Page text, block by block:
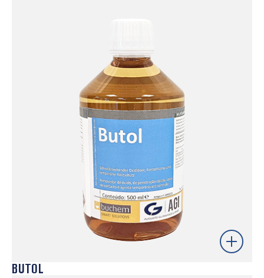
depositados em moldes ou fieiras após a produção.
Utilizado essencialmente à temperatura ambiente,
mantém moldes e componentes mecânicos limpos,
assegurando produção contínua e reduzindo paragens
por manutenção.
Saber mais
BUTOL